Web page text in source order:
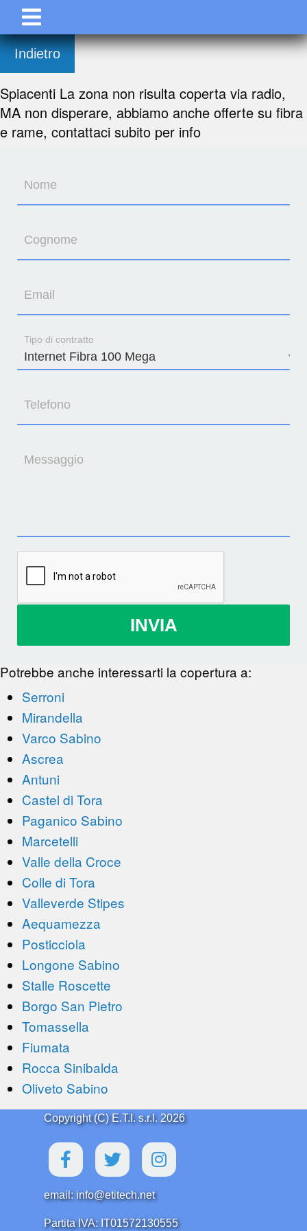
Indietro
Spiacenti La zona non risulta coperta via radio,
MA non disperare, abbiamo anche offerte su fibra
e rame, contattaci subito per info
Nome
Cognome
Email
Tipo di contratto
Telefono
Messaggio
INVIA
Potrebbe anche interessarti la copertura a:
Serroni
Mirandella
Varco Sabino
Ascrea
Antuni
Castel di Tora
Paganico Sabino
Marcetelli
Valle della Croce
Colle di Tora
Valleverde Stipes
Aequamezza
Posticciola
Longone Sabino
Stalle Roscette
Borgo San Pietro
Tomassella
Fiumata
Rocca Sinibalda
Oliveto Sabino
Copyright (C) E.T.I. s.r.l. 2026
email: info@etitech.net
Partita IVA: IT01572130555